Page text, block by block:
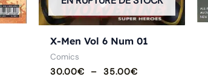
X-Men Vol 6 Num 01
Comics
30.00€ – 35.00€
page